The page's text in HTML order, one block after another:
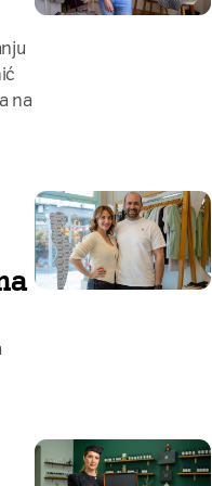
na